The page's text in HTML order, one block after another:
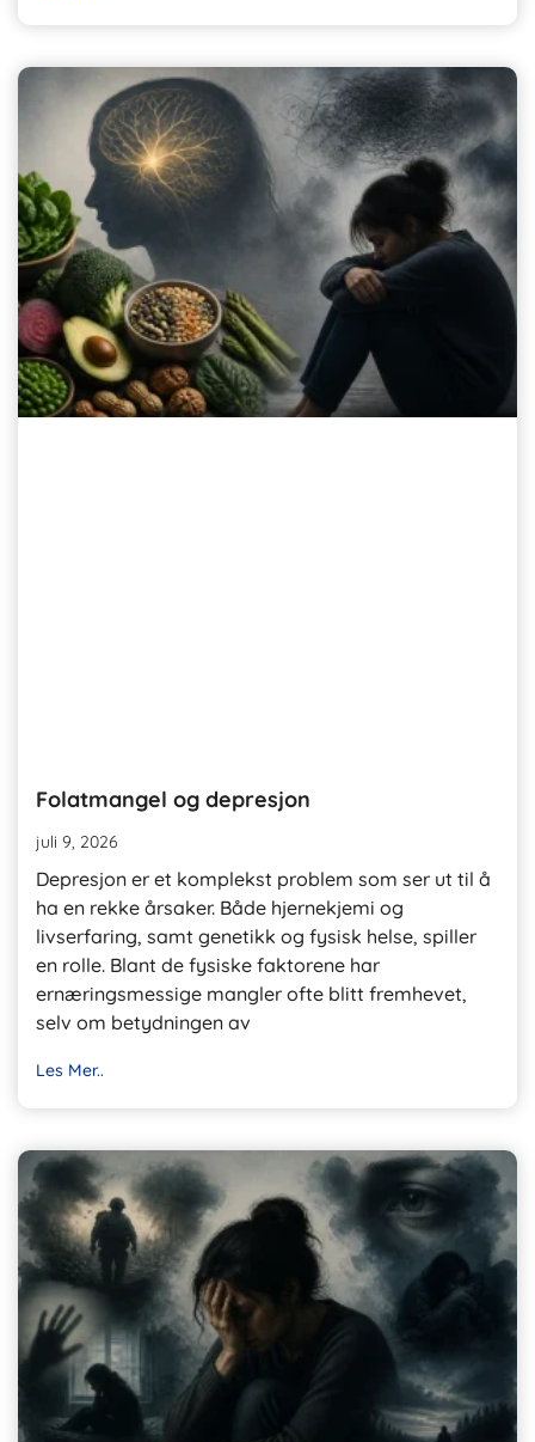
Folatmangel og depresjon
juli 9, 2026
Depresjon er et komplekst problem som ser ut til å
ha en rekke årsaker. Både hjernekjemi og
livserfaring, samt genetikk og fysisk helse, spiller
en rolle. Blant de fysiske faktorene har
ernæringsmessige mangler ofte blitt fremhevet,
selv om betydningen av
Les Mer..